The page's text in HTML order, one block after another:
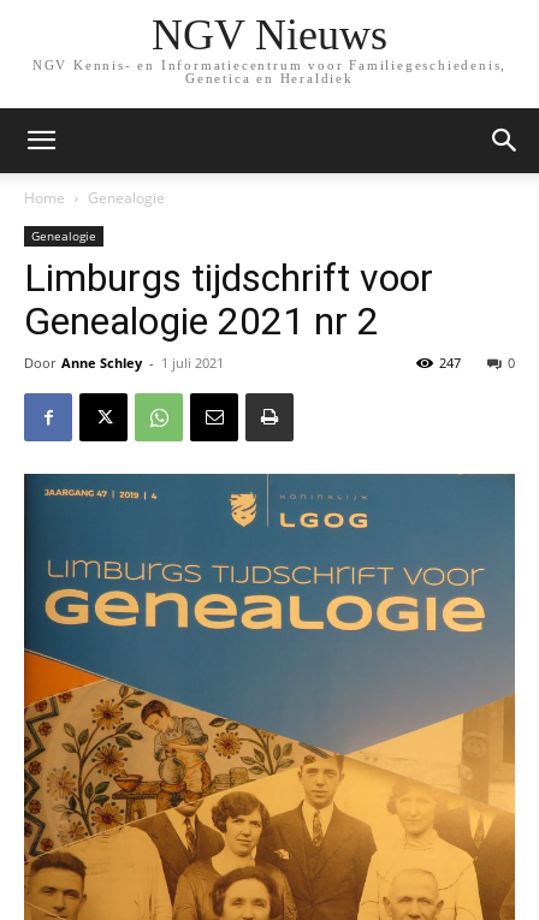
NGV Nieuws
NGV Kennis- en Informatiecentrum voor Familiegeschiedenis,
Genetica en Heraldiek
Home Genealogie
Genealogie
Limburgs tijdschrift voor
Genealogie 2021 nr 2
Door Anne Schley - 1 juli 2021 0
247